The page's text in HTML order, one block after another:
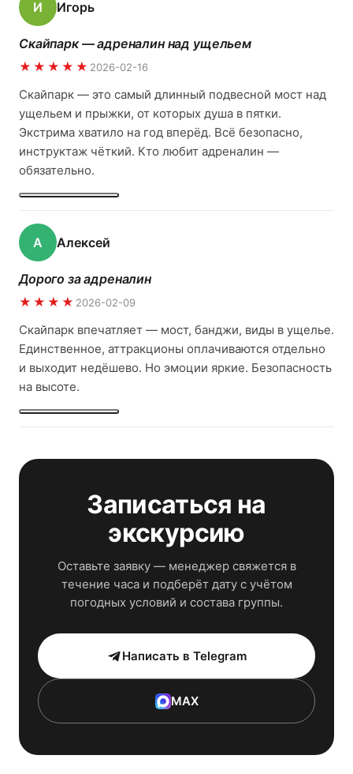
И Игорь
Скайпарк — адреналин над ущельем
★★★★★ 2026-02-16
Скайпарк — это самый длинный подвесной мост над
ущельем и прыжки, от которых душа в пятки.
Экстрима хватило на год вперёд. Всё безопасно,
инструктаж чёткий. Кто любит адреналин —
обязательно.
А Алексей
Дорого за адреналин
★★★★ 2026-02-09
Скайпарк впечатляет — мост, банджи, виды в ущелье.
Единственное, аттракционы оплачиваются отдельно
и выходит недёшево. Но эмоции яркие. Безопасность
на высоте.
Записаться на
экскурсию
Оставьте заявку — менеджер свяжется в
течение часа и подберёт дату с учётом
погодных условий и состава группы.
Написать в Telegram
MAX